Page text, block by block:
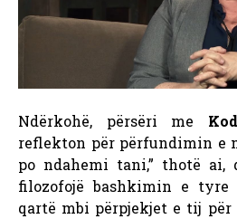
Ndërkohë, përsëri me
reflekton për përfundimin e
po ndahemi tani,” thotë ai,
filozofojë bashkimin e tyre
qartë mbi përpjekjet e tij për